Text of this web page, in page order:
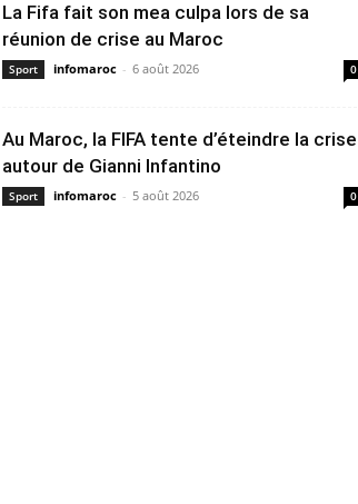
La Fifa fait son mea culpa lors de sa
réunion de crise au Maroc
Sport infomaroc - 6 août 2026 0
Au Maroc, la FIFA tente d’éteindre la crise
autour de Gianni Infantino
Sport infomaroc - 5 août 2026 0